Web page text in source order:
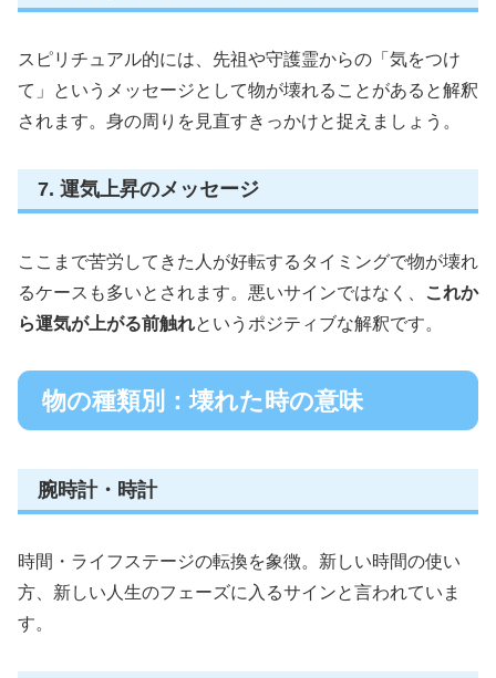
スピリチュアル的には、先祖や守護霊からの「気をつけ
て」というメッセージとして物が壊れることがあると解釈
されます。身の周りを見直すきっかけと捉えましょう。
7. 運気上昇のメッセージ
ここまで苦労してきた人が好転するタイミングで物が壊れ
るケースも多いとされます。悪いサインではなく、
これか
ら運気が上がる前触れというポジティブな解釈です。
物の種類別：壊れた時の意味
腕時計・時計
時間・ライフステージの転換を象徴。新しい時間の使い
方、新しい人生のフェーズに入るサインと言われていま
す。